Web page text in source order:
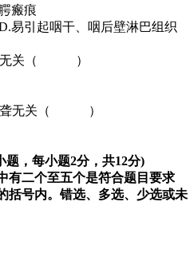
瘢痕
易引起咽干、咽后壁淋巴组织
素无关（ ）
耳聋无关（ ）
题，每小题2分，共12分)
有二个至五个是符合题目要求
括号内。错选、多选、少选或未